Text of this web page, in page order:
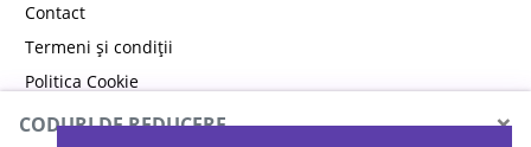
Contact
Termeni și condiții
Politica Cookie
Politica de confidențialitate
CODURI DE REDUCERE ×